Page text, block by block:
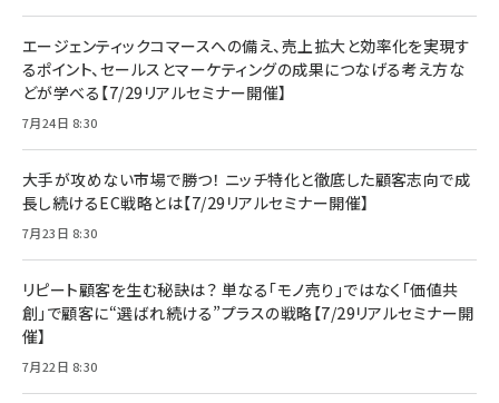
エージェンティックコマースへの備え、売上拡大と効率化を実現す
るポイント、セールスとマーケティングの成果につなげる考え方な
どが学べる【7/29リアルセミナー開催】
7月24日 8:30
大手が攻めない市場で勝つ！ ニッチ特化と徹底した顧客志向で成
長し続けるEC戦略とは【7/29リアルセミナー開催】
7月23日 8:30
リピート顧客を生む秘訣は？ 単なる「モノ売り」ではなく「価値共
創」で顧客に“選ばれ続ける”プラスの戦略【7/29リアルセミナー開
催】
7月22日 8:30